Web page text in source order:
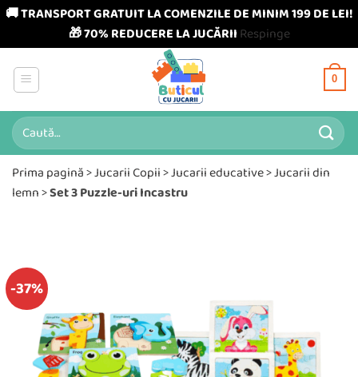
🚚 TRANSPORT GRATUIT LA COMENZILE DE MINIM 199 DE LEI!
🎁 70% REDUCERE LA JUCĂRII Respinge
content
0
Caută
după:
Prima pagină>Jucarii Copii>Jucarii educative>Jucarii din
lemn>Set 3 Puzzle-uri Incastru
-37%